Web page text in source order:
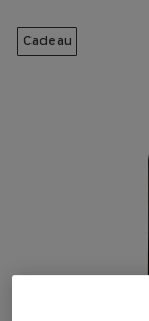
Cadeau